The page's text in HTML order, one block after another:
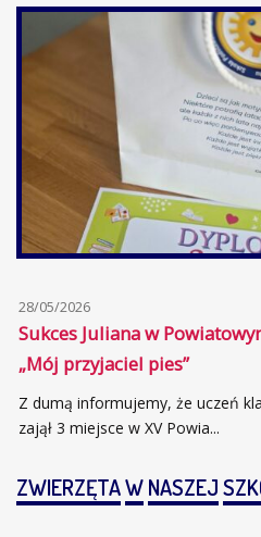
28/05/2026
Sukces Juliana w
„Mój przyjaciel pies”
Z dumą informujemy, że uczeń
zajął 3 miejsce w XV Powia...
ZWIERZĘTAWNASZEJ